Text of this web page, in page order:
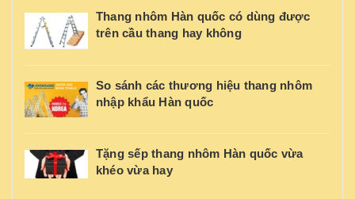
Thang nhôm Hàn quốc có dùng được
trên cầu thang hay không
So sánh các thương hiệu thang nhôm
nhập khẩu Hàn quốc
Tặng sếp thang nhôm Hàn quốc vừa
khéo vừa hay